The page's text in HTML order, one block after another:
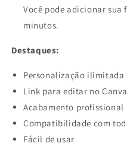
Você pode adicionar sua
minutos.
Destaques:
Personalização ilimitada
Link para editar no Canva
Acabamento profissional
Compatibilidade com
Fácil de usar